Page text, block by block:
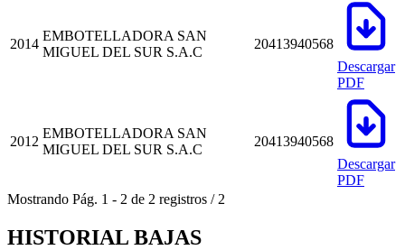
2014
EMBOTELLADORA SAN
MIGUEL DEL SUR S.A.C
20413940568
Descargar
PDF
2012
EMBOTELLADORA SAN
MIGUEL DEL SUR S.A.C
20413940568
Descargar
PDF
Mostrando Pág. 1 - 2 de 2 registros / 2
HISTORIAL BAJAS